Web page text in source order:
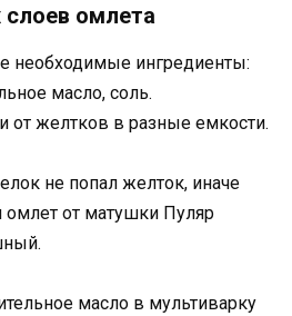
слоев омлета
необходимые ингредиенты:
масло, соль.
от желтков в разные емкости.
не попал желток, иначе
омлет от матушки Пуляр
масло в мультиварку